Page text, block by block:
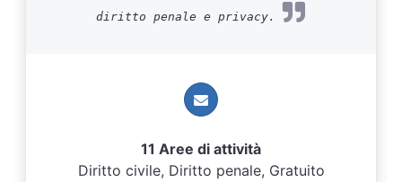
diritto penale e privacy.
11 Aree di attività
Diritto civile, Diritto penale, Gratuito